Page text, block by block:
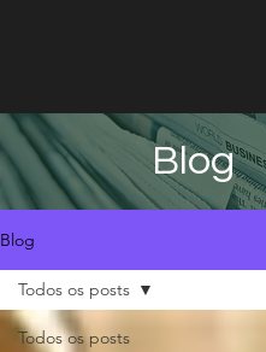
Blog
Blog
Todos os posts
Todos os posts